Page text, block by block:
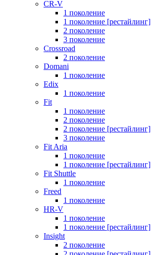
CR-V
1 поколение
1 поколение [рестайлинг]
2 поколение
3 поколение
Crossroad
2 поколение
Domani
1 поколение
Edix
1 поколение
Fit
1 поколение
2 поколение
2 поколение [рестайлинг]
3 поколение
Fit Aria
1 поколение
1 поколение [рестайлинг]
Fit Shuttle
1 поколение
Freed
1 поколение
HR-V
1 поколение
1 поколение [рестайлинг]
Insight
2 поколение